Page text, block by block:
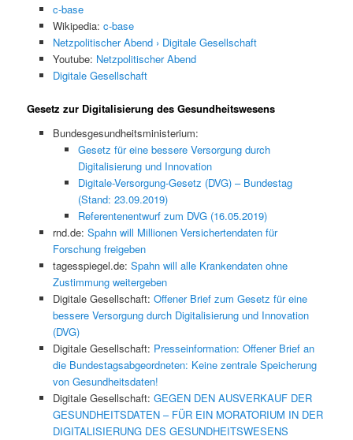
c-base
Wikipedia: c-base
Netzpolitischer Abend › Digitale Gesellschaft
Youtube: Netzpolitischer Abend
Digitale Gesellschaft
Gesetz zur Digitalisierung des Gesundheitswesens
Bundesgesundheitsministerium:
Gesetz für eine bessere Versorgung durch
Digitalisierung und Innovation
Digitale-Versorgung-Gesetz (DVG) – Bundestag
(Stand: 23.09.2019)
Referentenentwurf zum DVG (16.05.2019)
rnd.de: Spahn will Millionen Versichertendaten für
Forschung freigeben
tagesspiegel.de: Spahn will alle Krankendaten ohne
Zustimmung weitergeben
Digitale Gesellschaft: Offener Brief zum Gesetz für eine
bessere Versorgung durch Digitalisierung und Innovation
(DVG)
Digitale Gesellschaft: Presseinformation: Offener Brief an
die Bundestagsabgeordneten: Keine zentrale Speicherung
von Gesundheitsdaten!
Digitale Gesellschaft: GEGEN DEN AUSVERKAUF DER
GESUNDHEITSDATEN – FÜR EIN MORATORIUM IN DER
DIGITALISIERUNG DES GESUNDHEITSWESENS